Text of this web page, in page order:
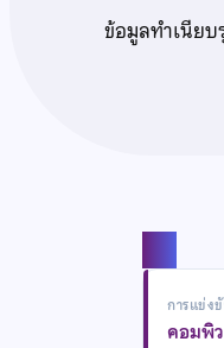
ข้อมูลทำเนีย
การแข่ง
คอมพิ